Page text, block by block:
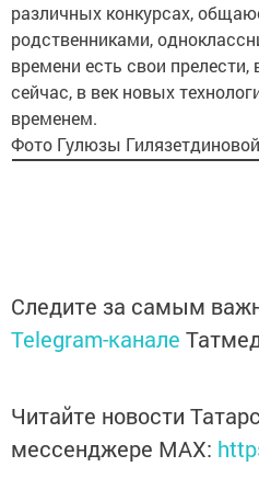
различных конкурсах,
родственниками,
времени есть свои
сейчас, в век новых
временем.
Фото Гулюзы Гилязетдиновой
Следите за самым
Telegram-канале
Читайте новости
мессенджере MАХ: